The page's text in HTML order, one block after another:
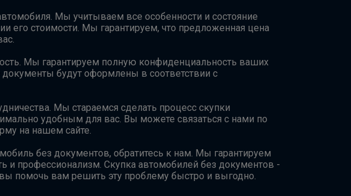
Мы учитываем все особенности и состояние
его стоимости. Мы гарантируем, что предложенная цена
Мы гарантируем полную конфиденциальность ваших
будут оформлены в соответствии с
Мы стараемся сделать процесс скупки
удобным для вас. Вы можете связаться с нами по
на нашем сайте.
без документов, обратитесь к нам. Мы гарантируем
и профессионализм. Скупка автомобилей без документов -
помочь вам решить эту проблему быстро и выгодно.